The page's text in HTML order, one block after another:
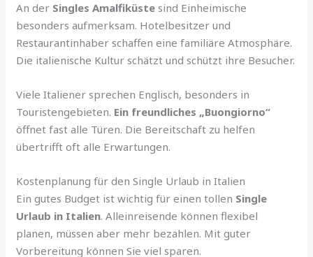
An der Singles Amalfiküste sind Einheimische
besonders aufmerksam. Hotelbesitzer und
Restaurantinhaber schaffen eine familiäre Atmosphäre.
Die italienische Kultur schätzt und schützt ihre Besucher.
Viele Italiener sprechen Englisch, besonders in
Touristengebieten. Ein freundliches „Buongiorno“
öffnet fast alle Türen. Die Bereitschaft zu helfen
übertrifft oft alle Erwartungen.
Kostenplanung für den Single Urlaub in Italien
Ein gutes Budget ist wichtig für einen tollen Single
Urlaub in Italien. Alleinreisende können flexibel
planen, müssen aber mehr bezahlen. Mit guter
Vorbereitung können Sie viel sparen.